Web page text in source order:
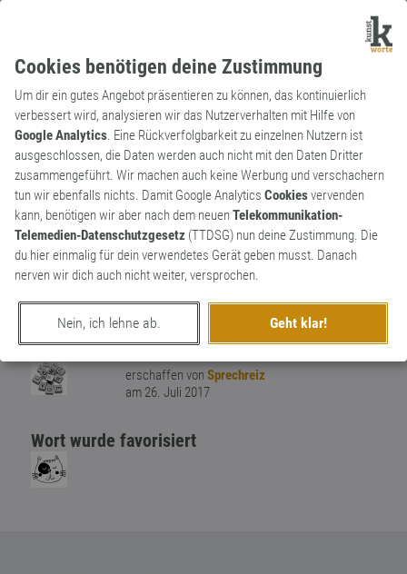
Cookies benötigen deine Zustimmung
Um dir ein gutes Angebot präsentieren zu können, das kontinuierlich
verbessert wird, analysieren wir das Nutzerverhalten mit Hilfe von
Google Analytics. Eine Rückverfolgbarkeit zu einzelnen Nutzern ist
ausgeschlossen, die Daten werden auch nicht mit den Daten Dritter
zusammengeführt. Wir machen auch keine Werbung und verschachern
tun wir ebenfalls nichts. Damit Google Analytics Cookiesvervenden
kann, benötigen wir aber nach dem neuenTelekommunikation-
Telemedien-Datenschutzgesetz (TTDSG) nun deine Zustimmung. Die
du hier einmalig für dein verwendetes Gerät geben musst. Danach
nerven wir dich auch nicht weiter, versprochen.
Nein, ich lehne ab. Geht klar!
Kunstwort
Substantiv
Saitensprung
Substantiv, maskulin. Wenn eine Saite
(insbesondere eine Stahlsaite) reißt, rollt
sich diese oft "sprunghaft" zusammen und
die Bezeichnung "Saitensprung"
erschaffen von Sprechreiz
am 26. Juli 2017
Wort wurde favorisiert